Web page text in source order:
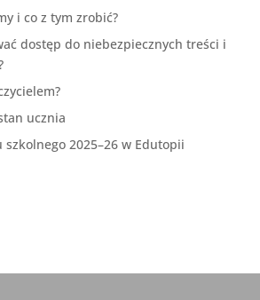
i co z tym zrobić?
dostęp do niebezpiecznych treści i
ucznia
2025–26 w Edutopii